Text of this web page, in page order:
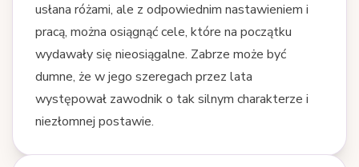
usłana różami, ale z odpowiednim nastawieniem i
pracą, można osiągnąć cele, które na początku
wydawały się nieosiągalne. Zabrze może być
dumne, że w jego szeregach przez lata
występował zawodnik o tak silnym charakterze i
niezłomnej postawie.